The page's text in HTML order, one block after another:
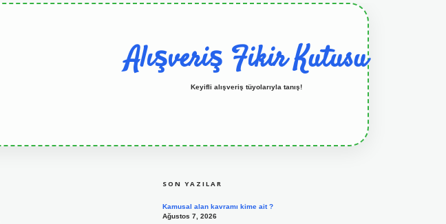
Alışveriş Fikir Kutusu
Keyifli alışveriş tüyolarıyla tanış!
SON YAZILAR
Kamusal alan kavramı kime ait ?
Ağustos 7, 2026